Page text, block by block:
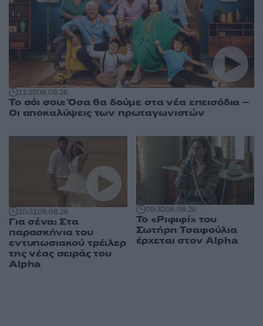
11:2508.08.26
Το σόι σου: Όσα θα δούμε στα νέα επεισόδια –
Οι αποκαλύψεις των πρωταγωνιστών
10:3108.08.26
Για σένα: Στα
παρασκήνια του
εντυπωσιακού τρέιλερ
της νέας σειράς του
Alpha
09:3208.08.26
Το «Ριφιφί» του
Σωτήρη Τσαφούλια
έρχεται στον Alpha